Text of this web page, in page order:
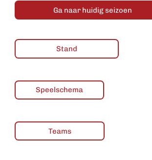
Ga naar huidig seizoen
Stand
Speelschema
Teams